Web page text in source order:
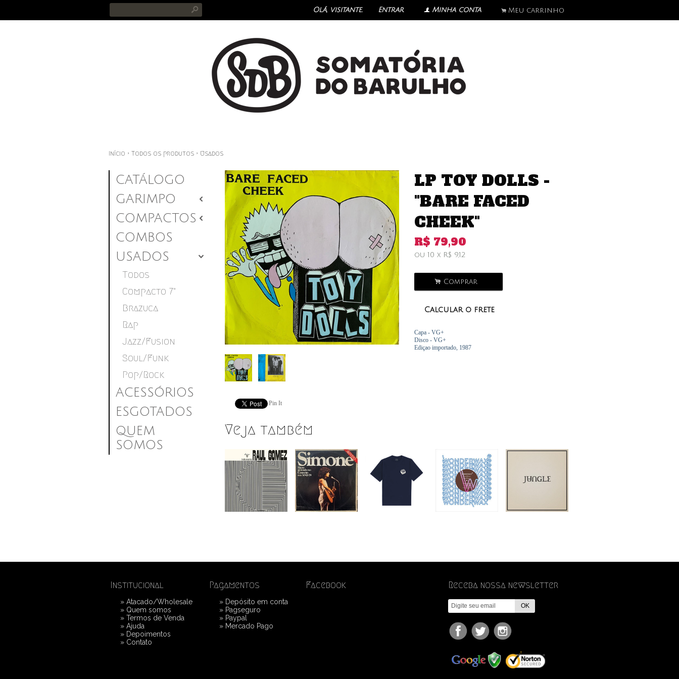
s Olá, visitante. Entrar f Minha conta . Meu carrinho
Início › Todos os produtos › Usados
CATÁLOGO
GARIMPO
2
COMPACTOS 2
COMBOS
USADOS
4
Todos
Compacto 7"
Brazuca
Rap
Jazz/Fusion
Soul/Funk
Pop/Rock
ACESSÓRIOS
ESGOTADOS
QUEM
SOMOS
Pin It
LP TOY DOLLS -
"BARE FACED
CHEEK"
R$ 79,90
ou 10 x R$ 9,12
. Comprar
Calcular o frete
Capa - VG+
Disco - VG+
Ediçao importado, 1987
Veja também
Institucional
» Atacado/Wholesale
» Quem somos
» Termos de Venda
» Ajuda
» Depoimentos
» Contato
Pagamentos
» Depósito em conta
» Pagseguro
» Paypal
» Mercado Pago
Facebook Receba nossa newsletter